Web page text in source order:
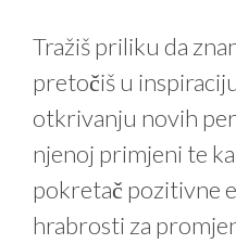
Tražiš priliku da
pretočiš u
otkrivanju novih
njenoj primjeni te
pokretač pozitivne
hrabrosti za